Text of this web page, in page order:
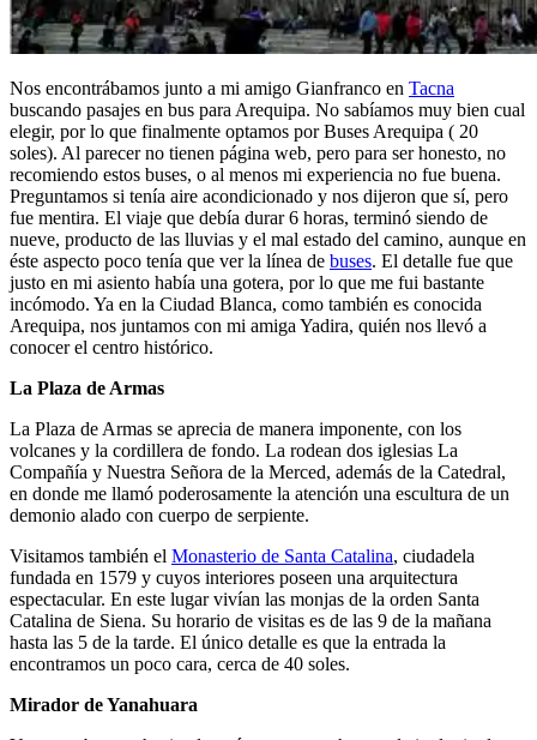
Nos encontrábamos junto a mi amigo Gianfranco en Tacna
buscando pasajes en bus para Arequipa. No sabíamos muy bien cual
elegir, por lo que finalmente optamos por Buses Arequipa ( 20
soles). Al parecer no tienen página web, pero para ser honesto, no
recomiendo estos buses, o al menos mi experiencia no fue buena.
Preguntamos si tenía aire acondicionado y nos dijeron que sí, pero
fue mentira. El viaje que debía durar 6 horas, terminó siendo de
nueve, producto de las lluvias y el mal estado del camino, aunque en
éste aspecto poco tenía que ver la línea de buses. El detalle fue que
justo en mi asiento había una gotera, por lo que me fui bastante
incómodo. Ya en la Ciudad Blanca, como también es conocida
Arequipa, nos juntamos con mi amiga Yadira, quién nos llevó a
conocer el centro histórico.
La Plaza de Armas
La Plaza de Armas se aprecia de manera imponente, con los
volcanes y la cordillera de fondo. La rodean dos iglesias La
Compañía y Nuestra Señora de la Merced, además de la Catedral,
en donde me llamó poderosamente la atención una escultura de un
demonio alado con cuerpo de serpiente.
Visitamos también el Monasterio de Santa Catalina, ciudadela
fundada en 1579 y cuyos interiores poseen una arquitectura
espectacular. En este lugar vivían las monjas de la orden Santa
Catalina de Siena. Su horario de visitas es de las 9 de la mañana
hasta las 5 de la tarde. El único detalle es que la entrada la
encontramos un poco cara, cerca de 40 soles.
Mirador de Yanahuara